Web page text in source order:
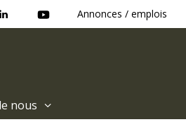
Annonces / emplois
nous